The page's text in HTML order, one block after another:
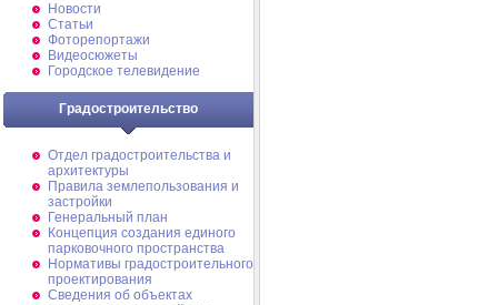
Новости
Статьи
Фоторепортажи
Видеосюжеты
Городское телевидение
Градостроительство
Отдел градостроительства и
архитектуры
Правила землепользования и
застройки
Генеральный план
Концепция создания единого
парковочного пространства
Нормативы градостроительного
проектирования
Сведения об объектах